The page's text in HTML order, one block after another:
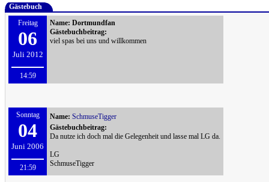
Gästebuch
Freitag
06
Juli 2012
14:59
Name: Dortmundfan
Gästebuchbeitrag:
viel spas bei uns und willkommen
Sonntag
04
Juni 2006
21:59
Name: SchmuseTigger
Gästebuchbeitrag:
Da nutze ich doch mal die Gelegenheit und lasse mal LG da.
LG
SchmuseTigger